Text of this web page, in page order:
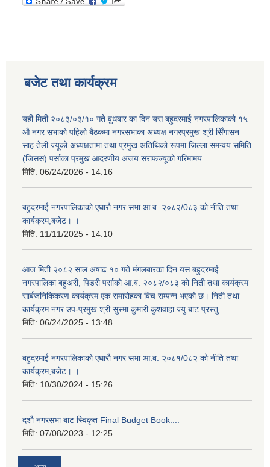
बजेट तथा कार्यक्रम
यही मिती २०८३/०३/१० गते बुधबार का दिन यस बहुदरमाई नगरपालिकाको १५
औ नगर सभाको पहिलो बैठकमा नगरसभाका अध्यक्ष नगरप्रमुख श्री सिँगासन
साह तेली ज्यूको अध्यक्षतामा तथा प्रमुख अतिथिको रूपमा जिल्ला समन्वय समिति
(जिसस) पर्साका प्रमुख आदरणीय अजय सराफज्यूको गरिमामय
मिति: 06/24/2026 - 14:16
बहुदरमाई नगरपालिकाको एघारौ नगर सभा आ.ब. २०८२/0८३ को नीति तथा
कार्यक्रम,बजेट। ।
मिति: 11/11/2025 - 14:10
आज मिती २०८२ साल अषाढ १० गते मंगलबारका दिन यस बहुदरमाई
नगरपालिका बहुअरी, पिडरी पर्साको आ.ब. २०८२/०८३ को निती तथा कार्यक्रम
सार्बजनिकिकरण कार्यक्रम एक समारोहका बिच सम्पन्न भएको छ। निती तथा
कार्यक्रम नगर उप-प्रमुख श्री सुस्मा कुमारी कुशवाहा ज्यु बाट प्रस्तु
मिति: 06/24/2025 - 13:48
बहुदरमाई नगरपालिकाको एघारौ नगर सभा आ.ब. २०८१/0८२ को नीति तथा
कार्यक्रम,बजेट। ।
मिति: 10/30/2024 - 15:26
दशौ नगरसभा बाट स्विकृत Final Budget Book....
मिति: 07/08/2023 - 12:25